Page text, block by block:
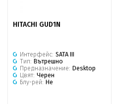
HITACHI GUD1N
Интерфейс: SATA III
Тип: Вътрешно
Предназначение: Desktop
Цвят: Черен
Блу-рей: Не